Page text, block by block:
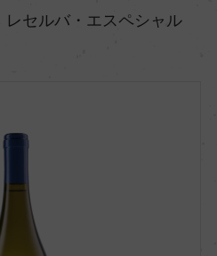
レセルバ・エスペシャル